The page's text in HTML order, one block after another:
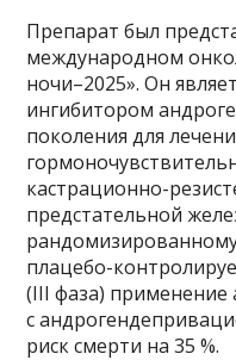
Препарат был
международном
ночи–2025». Он
ингибитором
поколения для
кастрационно-
предстательной
плацебо-
(III фаза)
с
риск смерти на 35 %.